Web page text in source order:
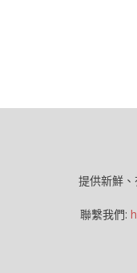
提供新鮮
聯繫我們: